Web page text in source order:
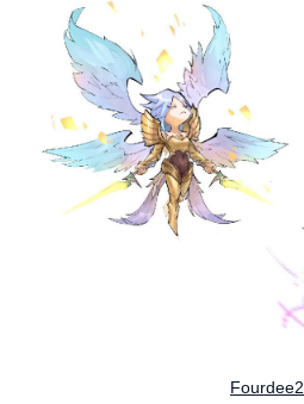
Fourdee2